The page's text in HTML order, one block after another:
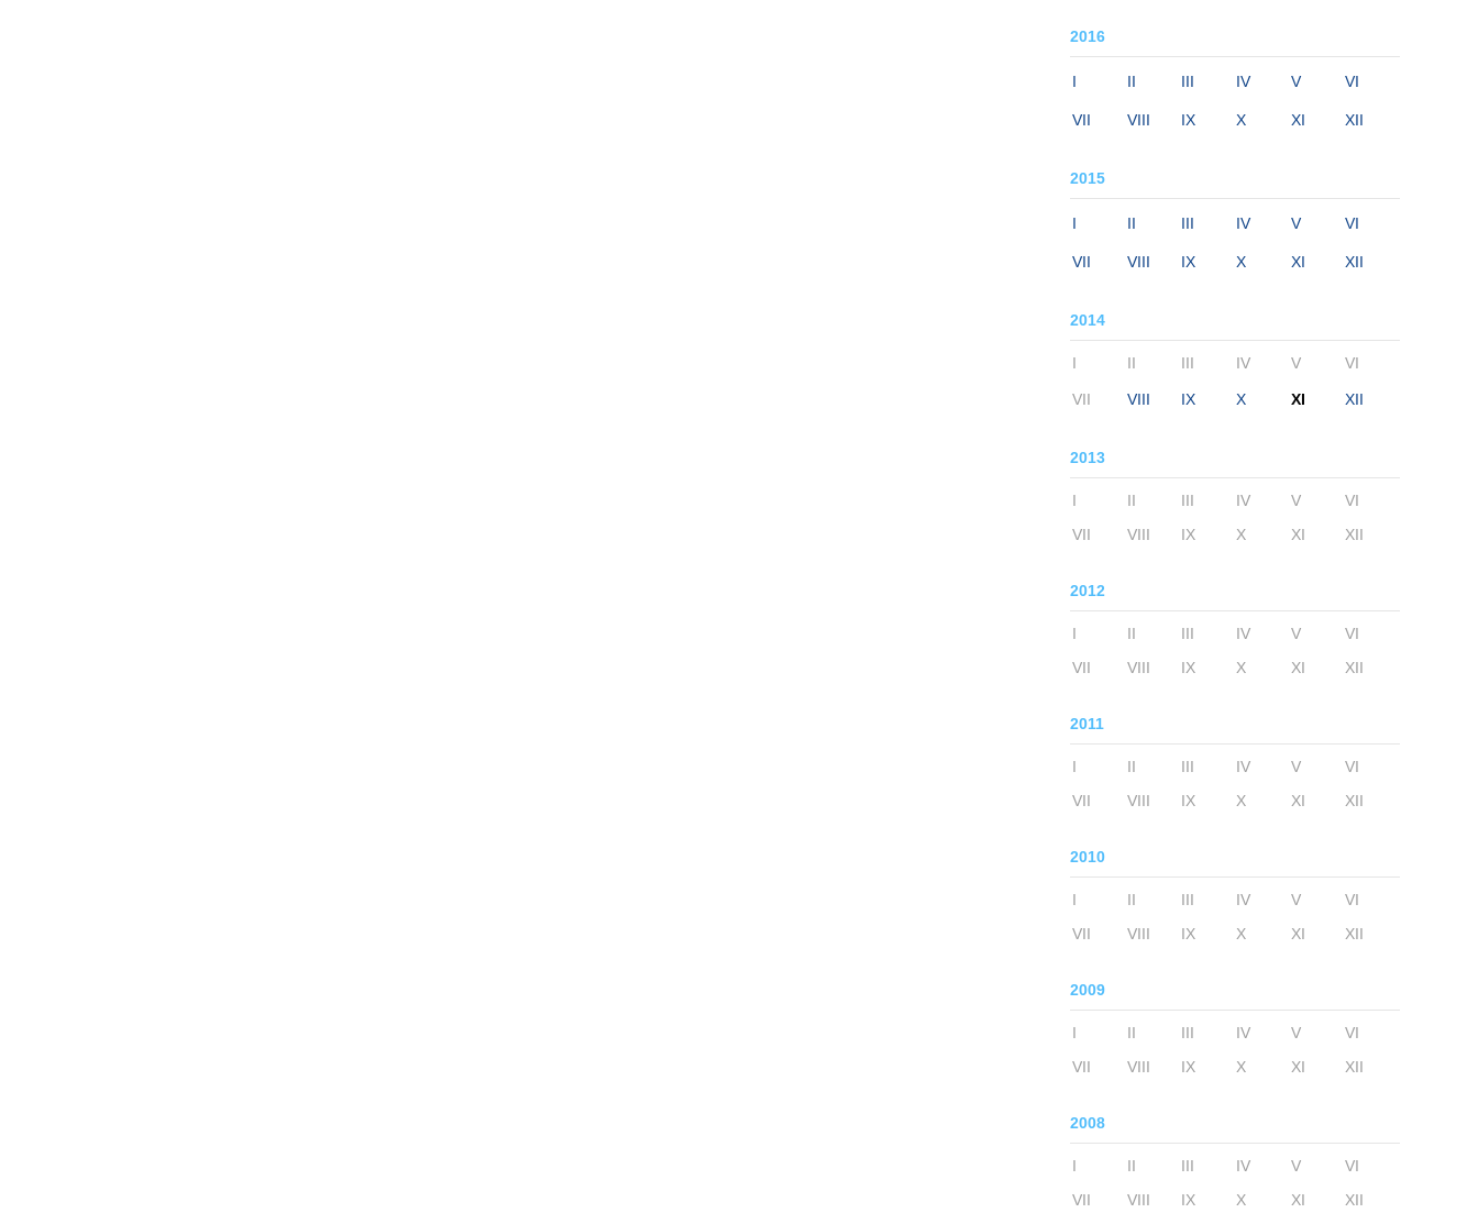
2016
I II III IV V VI
VII VIII IX X XI XII
2015
I II III IV V VI
VII VIII IX X XI XII
2014
I II III IV V VI
VII VIII IX X XI XII
2013
I II III IV V
VI
VII
VIII IX X XI XII
2012
I II III IV V
VI
VII
VIII IX X XI XII
2011
I II III IV V
VI
VII
VIII IX X XI XII
2010
I II III IV V
VI
VII
VIII IX X XI XII
2009
I II III IV V
VI
VII
VIII IX X XI XII
2008
I II III IV V
VI
VII
VIII IX X XI XII